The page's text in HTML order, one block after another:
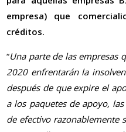
empresa) que
créditos.
“Una parte de las empresas
2020 enfrentarán la
después de que expire el
a los paquetes de apoyo,
de efectivo razonablemente